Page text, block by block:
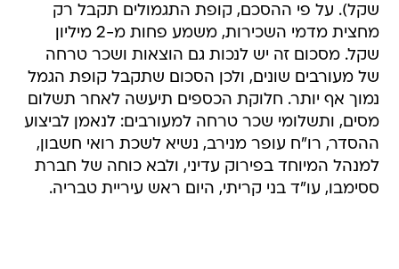
שקל). על פי ההסכם, קופת התגמולים תקבל רק
מחצית מדמי השכירות, משמע פחות מ-2 מיליון
שקל. מסכום זה יש לנכות גם הוצאות ושכר טרחה
של מעורבים שונים, ולכן הסכום שתקבל קופת הגמל
נמוך אף יותר. חלוקת הכספים תיעשה לאחר תשלום
מסים, ותשלומי שכר טרחה למעורבים: לנאמן לביצוע
ההסדר, רו"ח עופר מנירב, נשיא לשכת רואי חשבון,
למנהל המיוחד בפירוק עדיני, ולבא כוחה של חברת
ססימבו, עו"ד בני קריתי, היום ראש עיריית טבריה.